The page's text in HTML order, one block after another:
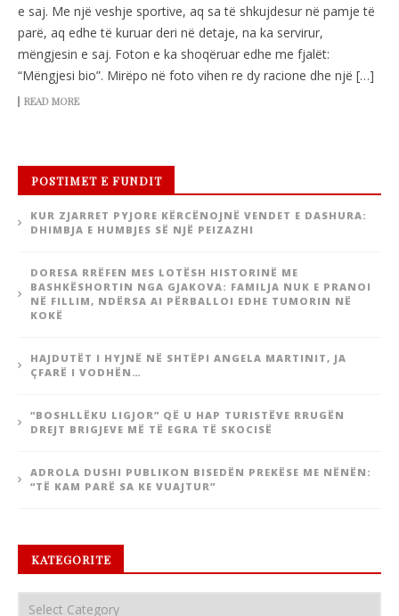
e saj. Me një veshje sportive, aq sa të shkujdesur në pamje të
parë, aq edhe të kuruar deri në detaje, na ka servirur,
mëngjesin e saj. Foton e ka shoqëruar edhe me fjalët:
“Mëngjesi bio”. Mirëpo në foto vihen re dy racione dhe një […]
READ MORE
POSTIMET E FUNDIT
KUR ZJARRET PYJORE KËRCËNOJNË VENDET E DASHURA:
DHIMBJA E HUMBJES SË NJË PEIZAZHI
DORESA RRËFEN MES LOTËSH HISTORINË ME
BASHKËSHORTIN NGA GJAKOVA: FAMILJA NUK E PRANOI
NË FILLIM, NDËRSA AI PËRBALLOI EDHE TUMORIN NË
KOKË
HAJDUTËT I HYJNË NË SHTËPI ANGELA MARTINIT, JA
ÇFARË I VODHËN…
“BOSHLLËKU LIGJOR” QË U HAP TURISTËVE RRUGËN
DREJT BRIGJEVE MË TË EGRA TË SKOCISË
ADROLA DUSHI PUBLIKON BISEDËN PREKËSE ME NËNËN:
“TË KAM PARË SA KE VUAJTUR”
KATEGORITE